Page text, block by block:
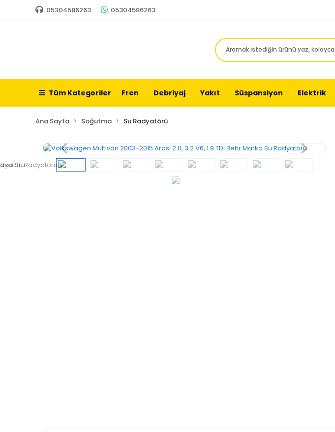
05304586263 05304586263
Tüm Kategoriler Fren Debriyaj Yakıt Süspansiyon Elektrik
Ana Sayfa Soğutma Su Radyatörü